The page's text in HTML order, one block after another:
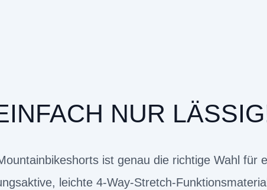
NUR
ist genau die richtige Wahl für
leichte 4-Way-Stretch-